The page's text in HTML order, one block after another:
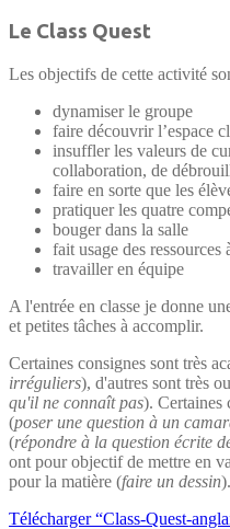
Le Class Quest
Les objectifs de cette activité
dynamiser le groupe
faire découvrir l’espace
insuffler les valeurs de
collaboration, de
faire en sorte que les
pratiquer les quatre
bouger dans la salle
fait usage des ressources
travailler en équipe
A l'entrée en classe je donne
et petites tâches à accomplir.
Certaines consignes sont très
irréguliers), d'autres sont très
qu'il ne connaît pas). Certaines
(poser une question à un
(répondre à la question écrite
ont pour objectif de mettre en
pour la matière (faire un dessin).
Télécharger “Class-Quest-